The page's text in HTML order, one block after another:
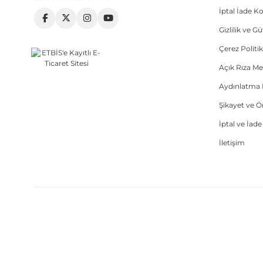
İptal İade
Gizlilik ve
Çerez
Açık Rıza
Aydınlatma
Şikayet ve
İptal ve
İletişim